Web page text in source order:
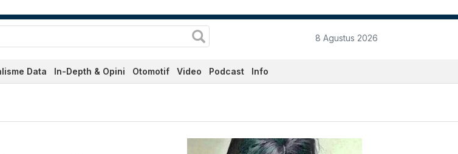
8 Agustus 2026
Data In-Depth & Opini Otomotif Video Podcast Info